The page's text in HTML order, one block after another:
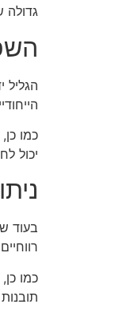
גדולה
הגליל
כמו
יכול
בעוד
כמו